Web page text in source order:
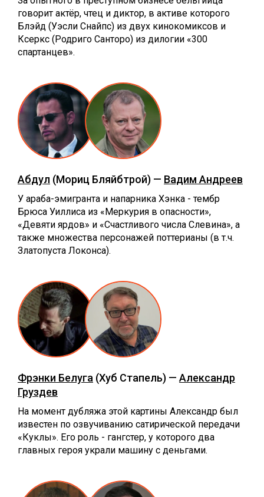
говорит актёр, чтец и диктор, в активе которого
Блэйд (Уэсли Снайпс) из двух кинокомиксов и
Ксеркс (Родриго Санторо) из дилогии «300
спартанцев».
Абдул (Мориц Бляйбтрой) — Вадим Андреев
У араба-эмигранта и напарника Хэнка - тембр
Брюса Уиллиса из «Меркурия в опасности»,
«Девяти ярдов» и «Счастливого числа Слевина», а
также множества персонажей поттерианы (в т.ч.
Златопуста Локонса).
Фрэнки Белуга (Хуб Стапель) — Александр
Груздев
На момент дубляжа этой картины Александр был
известен по озвучиванию сатирической передачи
«Куклы». Его роль - гангстер, у которого два
главных героя украли машину с деньгами.